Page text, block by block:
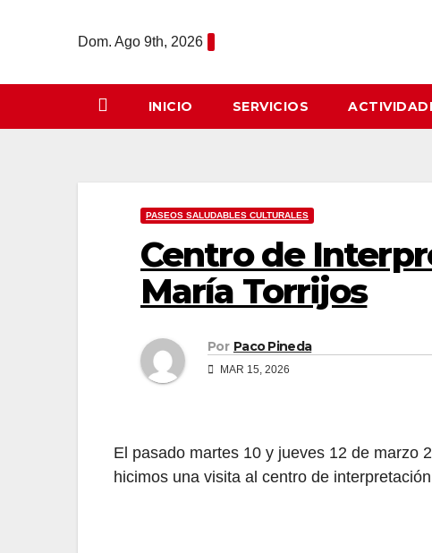
Dom. Ago 9th, 2026
INICIO SERVICIOS
PASEOS SALUDABLES CULTURALES
Centro de
María Torrijos
Por Paco Pineda
MAR 15, 2026
El pasado martes 10 y jueves 12 de marzo
hicimos una visita al centro de